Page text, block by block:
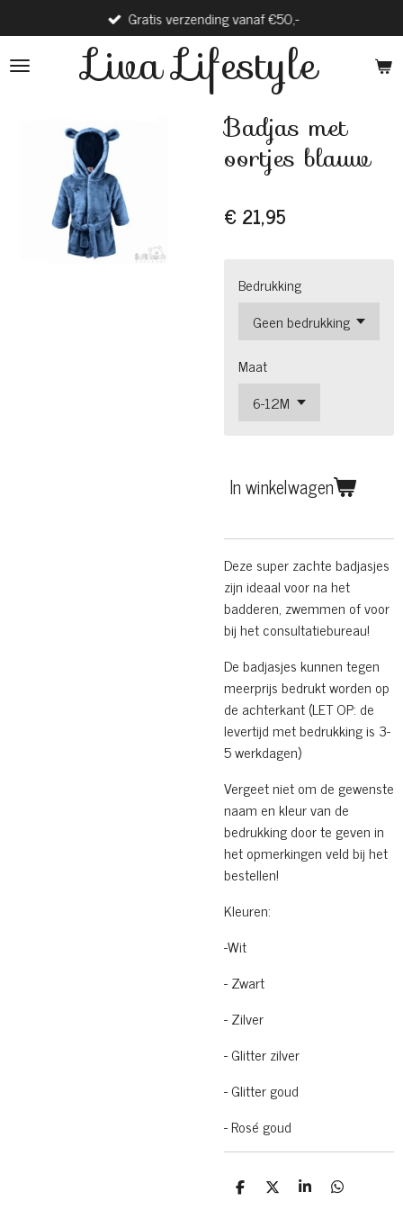
direct
naar
Liva Lifestyle
Gratis verzending vanaf €50,-
Badjas met
oortjes blauw
€ 21,95
Bedrukking
Maat
In winkelwagen
Deze super zachte badjasjes
zijn ideaal voor na het
badderen, zwemmen of voor
bij het consultatiebureau!
De badjasjes kunnen tegen
meerprijs bedrukt worden op
de achterkant (LET OP: de
levertijd met bedrukking is 3-
5 werkdagen)
Vergeet niet om de gewenste
naam en kleur van de
bedrukking door te geven in
het opmerkingen veld bij het
bestellen!
Kleuren:
-Wit
- Zwart
- Zilver
- Glitter zilver
- Glitter goud
- Rosé goud
D D S D